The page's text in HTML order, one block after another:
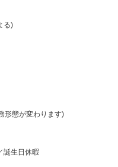
る)
形態が変わります)
誕生日休暇